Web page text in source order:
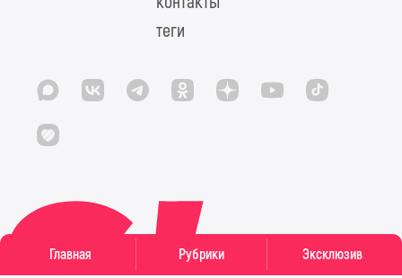
Главная Рубрики Эксклюзив
теги